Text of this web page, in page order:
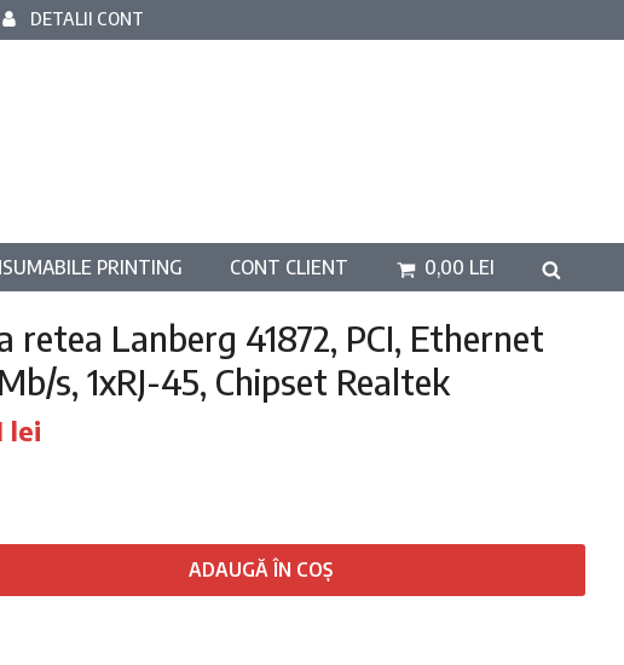
DETALII CONT
PRINTING CONT CLIENT 0,00 LEI
retea Lanberg 41872, PCI, Ethernet
s, 1xRJ-45, Chipset Realtek
lei
ADAUGĂ ÎN COȘ